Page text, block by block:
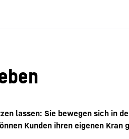
lassen: Sie bewegen sich in
Kunden ihren eigenen Kran